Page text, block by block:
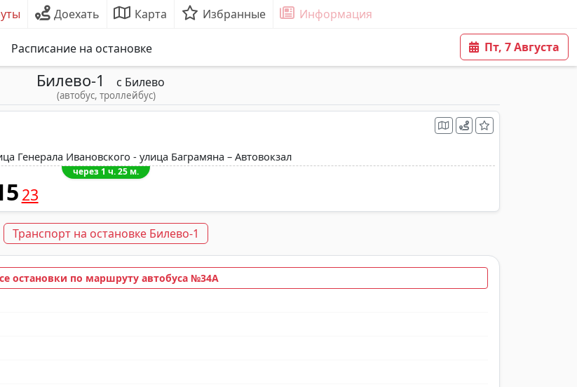
Доехать Карта Избранные Информация
Расписание на остановке Пт, 7 Августа
Билево-1 с Билево
(автобус, троллейбус)
Генерала Ивановского - улица Баграмяна – Автовокзал
через 1 ч. 25 м.
23
Транспорт на остановке Билево-1
остановки по маршруту автобуса №34A